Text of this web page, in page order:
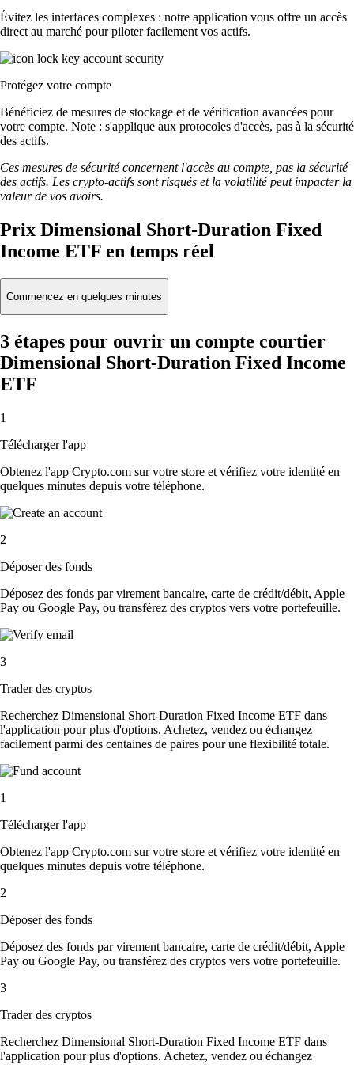
Évitez les interfaces complexes : notre application vous offre un accès
direct au marché pour piloter facilement vos actifs.
Protégez votre compte
Bénéficiez de mesures de stockage et de vérification avancées pour
votre compte. Note : s'applique aux protocoles d'accès, pas à la sécurité
des actifs.
Ces mesures de sécurité concernent l'accès au compte, pas la sécurité
des actifs. Les crypto-actifs sont risqués et la volatilité peut impacter la
valeur de vos avoirs.
Prix Dimensional Short-Duration Fixed
Income ETF en temps réel
Commencez en quelques minutes
3 étapes pour ouvrir un compte courtier
Dimensional Short-Duration Fixed Income
ETF
1
Télécharger l'app
Obtenez l'app Crypto.com sur votre store et vérifiez votre identité en
quelques minutes depuis votre téléphone.
2
Déposer des fonds
Déposez des fonds par virement bancaire, carte de crédit/débit, Apple
Pay ou Google Pay, ou transférez des cryptos vers votre portefeuille.
3
Trader des cryptos
Recherchez Dimensional Short-Duration Fixed Income ETF dans
l'application pour plus d'options. Achetez, vendez ou échangez
facilement parmi des centaines de paires pour une flexibilité totale.
1
Télécharger l'app
Obtenez l'app Crypto.com sur votre store et vérifiez votre identité en
quelques minutes depuis votre téléphone.
2
Déposer des fonds
Déposez des fonds par virement bancaire, carte de crédit/débit, Apple
Pay ou Google Pay, ou transférez des cryptos vers votre portefeuille.
3
Trader des cryptos
Recherchez Dimensional Short-Duration Fixed Income ETF dans
l'application pour plus d'options. Achetez, vendez ou échangez